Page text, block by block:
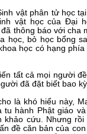
vật phân tử học
vật học của Đại
thông báo với cha
học, bỏ học bổng
học có hạng
tất cả mọi người
đã đặt biết bao
là khó hiểu này,
hành Phật giáo
cứu. Nhưng
đề căn bản của